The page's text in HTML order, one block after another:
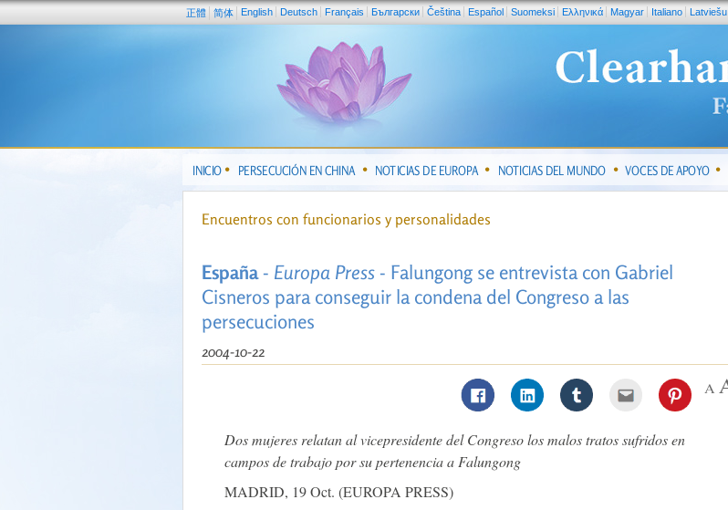
正體 简体 English Deutsch Français Български Čeština Español Suomeksi Ελληνικά Magyar Italiano Latviešu
INICIO PERSECUCIÓN EN CHINA NOTICIAS DE EUROPA NOTICIAS DEL MUNDO VOCES DE APOYO
Encuentros con funcionarios y personalidades
España- Europa Press- Falungong se entrevista con Gabriel
Cisneros para conseguir la condena del Congreso a las
persecuciones
2004-10-22
Dos mujeres relatan al vicepresidente del Congreso los malos tratos sufridos en
campos de trabajo por su pertenencia a Falungong
MADRID, 19 Oct. (EUROPA PRESS)